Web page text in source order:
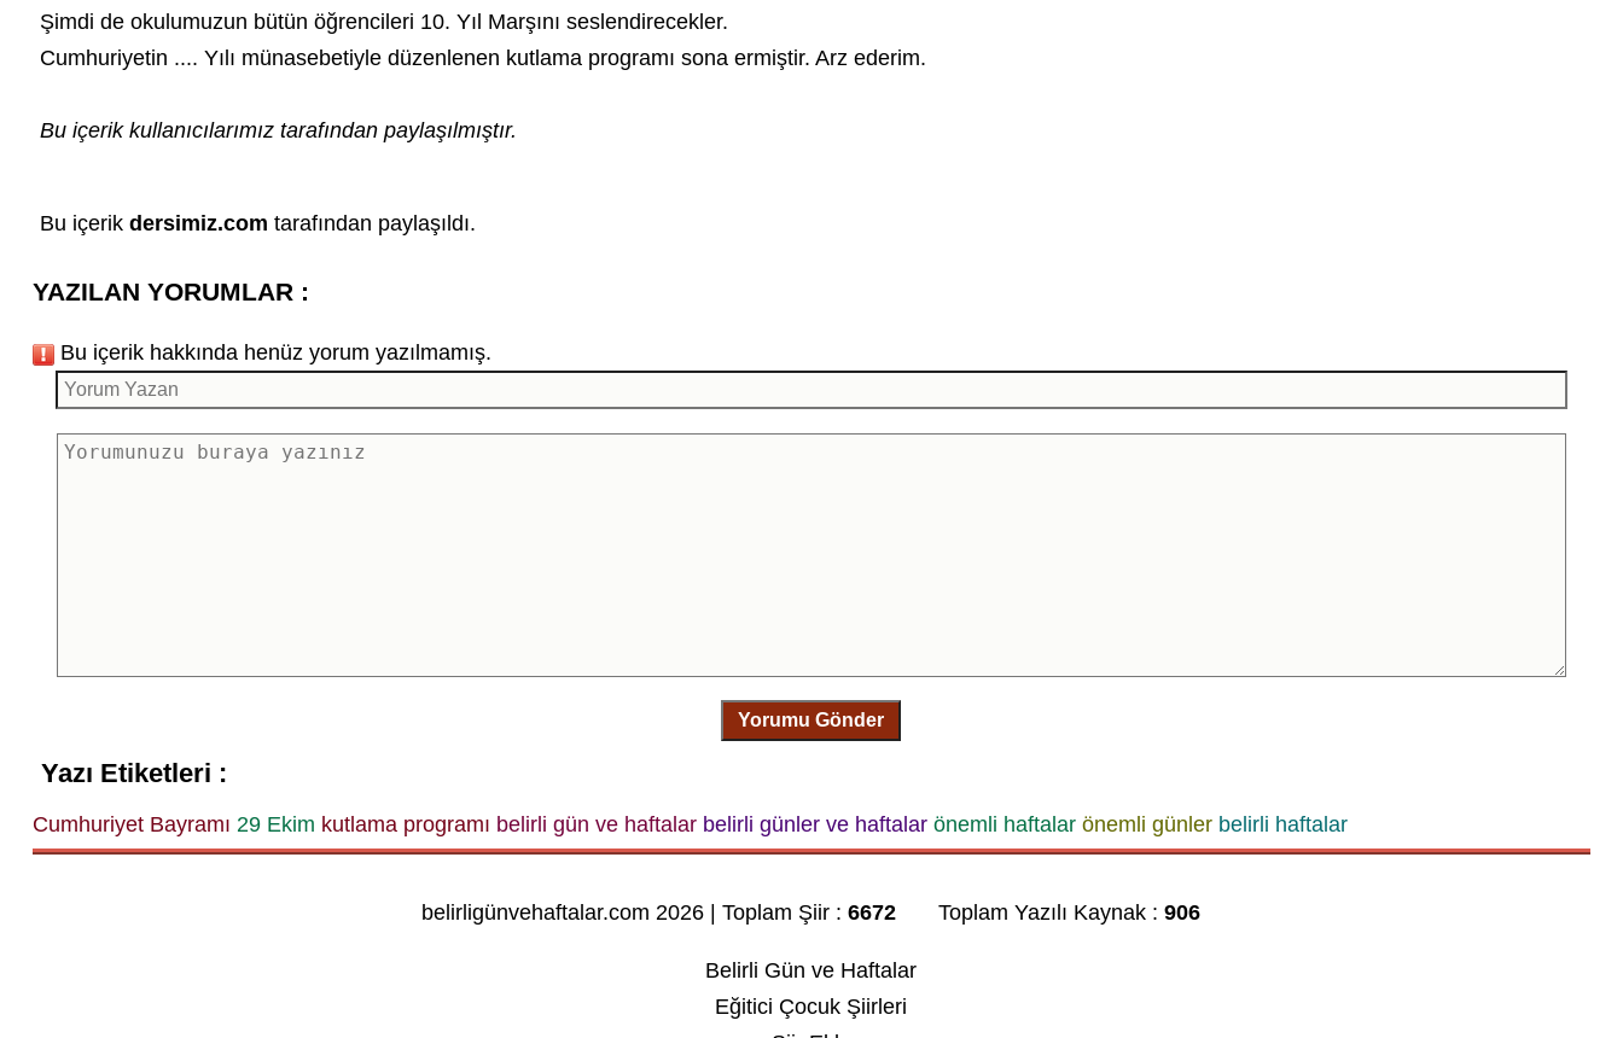
Şimdi de okulumuzun bütün öğrencileri 10. Yıl Marşını seslendirecekler.
Cumhuriyetin .... Yılı münasebetiyle düzenlenen kutlama programı sona ermiştir. Arz ederim.
Bu içerik kullanıcılarımız tarafından paylaşılmıştır.
Bu içerik dersimiz.com tarafından paylaşıldı.
YAZILAN YORUMLAR :
Bu içerik hakkında henüz yorum yazılmamış.
Yorumu Gönder
Yazı Etiketleri :
Cumhuriyet Bayramı 29 Ekim kutlama programı belirli gün ve haftalar belirli günler ve haftalar önemli haftalar önemli günler belirli haftalar
belirligünvehaftalar.com 2026 | Toplam Şiir :6672 Toplam Yazılı Kaynak :906
Belirli Gün ve Haftalar
Eğitici Çocuk Şiirleri